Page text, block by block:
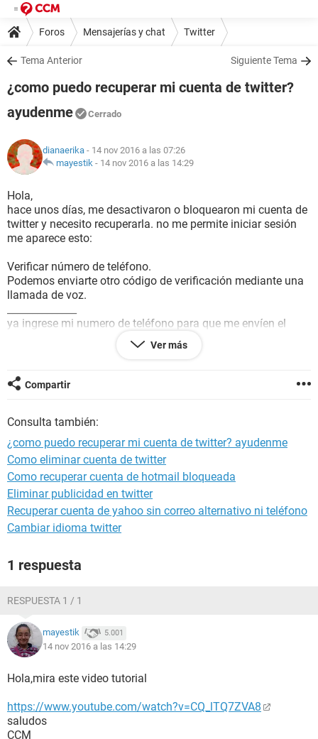
Foros Mensajerías y chat Twitter
Tema Anterior Siguiente Tema
¿como puedo recuperar mi cuenta de twitter?
ayudenme
Cerrado
dianaerika - 14 nov 2016 a las 07:26
mayestik - 14 nov 2016 a las 14:29
Hola,
hace unos días, me desactivaron o bloquearon mi cuenta de
twitter y necesito recuperarla. no me permite iniciar sesión
me aparece esto:
Verificar número de teléfono.
Podemos enviarte otro código de verificación mediante una
llamada de voz.
ya ingrese mi numero de teléfono para que me envíen el
código, pero no he recibido nada. se supone que con el
código la puedo recuperar pero no me llega nada,
Ver más
Compartir
Consulta también:
¿como puedo recuperar mi cuenta de twitter? ayudenme
Como eliminar cuenta de twitter
Como recuperar cuenta de hotmail bloqueada
Eliminar publicidad en twitter
Recuperar cuenta de yahoo sin correo alternativo ni teléfono
Cambiar idioma twitter
1 respuesta
RESPUESTA 1 / 1
mayestik 5.001
14 nov 2016 a las 14:29
Hola,mira este video tutorial
https://www.youtube.com/watch?v=CQ_lTQ7ZVA8
saludos
CCM